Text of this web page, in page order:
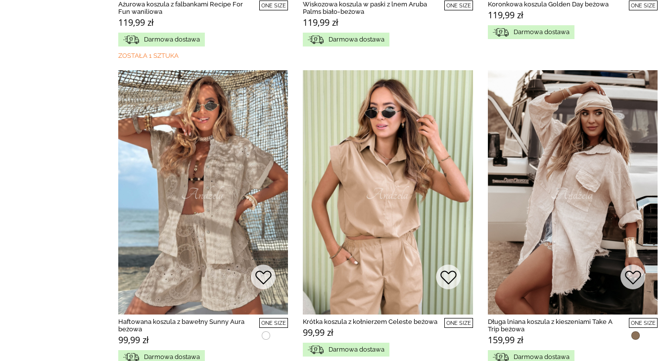
Ażurowa koszula z falbankami Recipe For
Fun waniliowa
119,99 zł
ONE SIZE
Darmowa dostawa
ZOSTAŁA 1 SZTUKA
Wiskozowa koszula w paski z lnem Aruba
Palms biało-beżowa
119,99 zł
ONE SIZE
Darmowa dostawa
Koronkowa koszula Golden Day beżowa
119,99 zł
ONE SIZE
Darmowa dostawa
Haftowana koszula z bawełny Sunny Aura
beżowa
99,99 zł
ONE SIZE
Darmowa dostawa
Krótka koszula z kołnierzem Celeste beżowa
99,99 zł
ONE SIZE
Darmowa dostawa
Długa lniana koszula z kieszeniami Take A
Trip beżowa
159,99 zł
ONE SIZE
Darmowa dostawa